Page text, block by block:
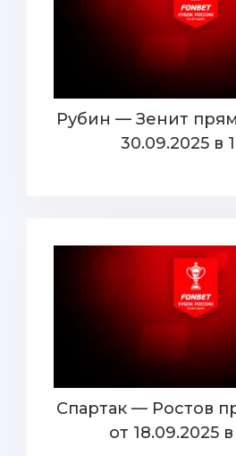
Рубин — Зенит
30.09.2025 в
Спартак — Ростов
от 18.09.2025